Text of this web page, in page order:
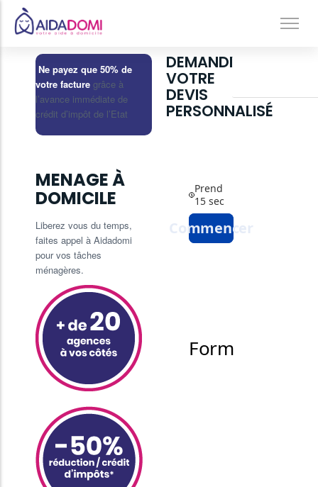
Ménage à domicile & Repassage
Garde d’enfants
Jardinage & Bricolage
Accompagnement du handicap
Téléassistance
Ne payez que 50% de
votre facture grâce à
l’avance immédiate de
crédit d’impôt de l’Etat
DEMANDEZ
VOTRE
DEVIS
PERSONNALISÉ
MENAGE À
DOMICILE
Liberez vous du temps,
faites appel à Aidadomi
pour vos tâches
ménagères.